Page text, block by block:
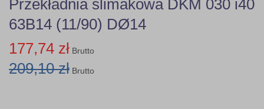
Przekładnia ślimakowa DKM 030 i40
63B14 (11/90) DØ14
177,74 zł Brutto
209,10 zł Brutto